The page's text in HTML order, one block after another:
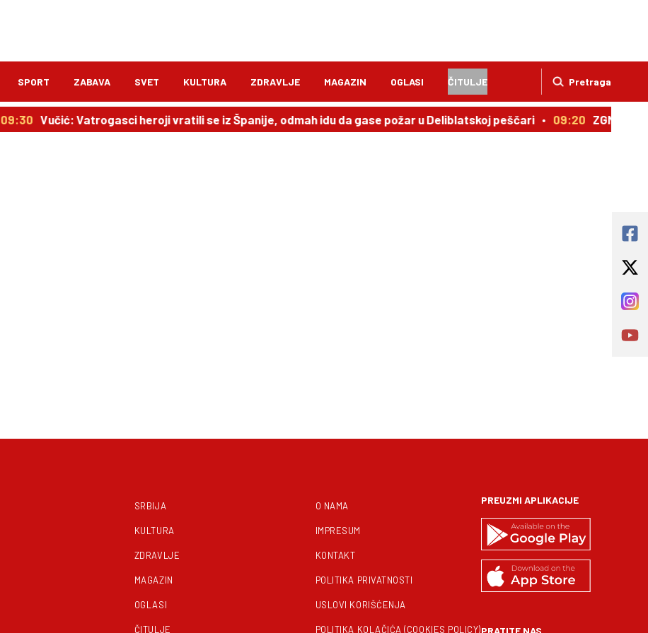
Pretraga
SPORT ZABAVA SVET KULTURA ZDRAVLJE MAGAZIN OGLASI ČITULJE
09:30 Vučić: Vatrogasci heroji vratili se iz Španije, odmah idu da gase požar u Deliblatskoj peščari 09:20 ZGMNZ
SRBIJA
KULTURA
ZDRAVLJE
MAGAZIN
OGLASI
ČITULJE
O NAMA
IMPRESUM
KONTAKT
POLITIKA PRIVATNOSTI
USLOVI KORIŠĆENJA
POLITIKA KOLAČIĆA (COOKIES POLICY)
PREUZMI APLIKACIJE